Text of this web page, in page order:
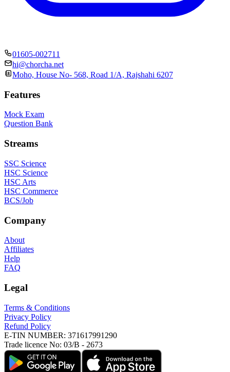
01605-002711
hi@chorcha.net
Moho, House No- 568, Road 1/A, Rajshahi 6207
Features
Mock Exam
Question Bank
Streams
SSC Science
HSC Science
HSC Arts
HSC Commerce
BCS/Job
Company
About
Affiliates
Help
FAQ
Legal
Terms & Conditions
Privacy Policy
Refund Policy
E-TIN NUMBER: 371617991290
Trade licence No: 03/B - 2673